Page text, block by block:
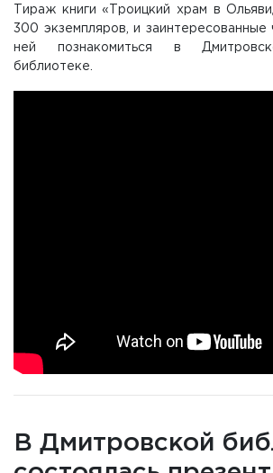
Тираж книги «Троицкий храм в
300 экземпляров, и заинтересованные
ней познакомиться в
библиотеке.
В Дмитровской